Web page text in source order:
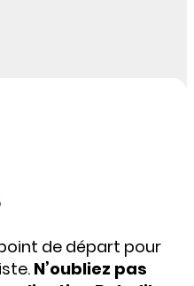
de départ pour
N’oubliez pas